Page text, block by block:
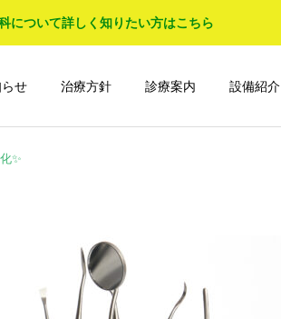
について詳しく知りたい方はこちら
せ 治療方針 診療案内 設備紹介
✨